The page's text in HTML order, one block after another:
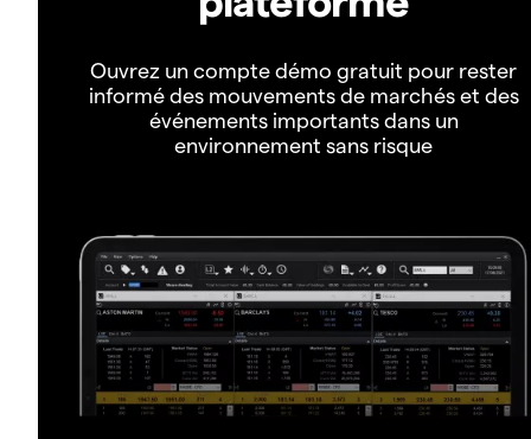
Ouvrez un compte démo gratuit pour rester
informé des mouvements de marchés et des
événements importants dans un
environnement sans risque